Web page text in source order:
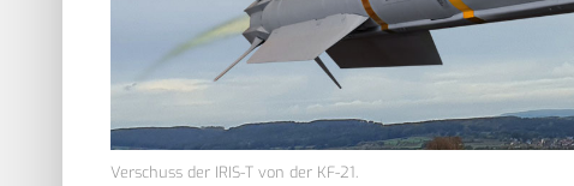
Verschuss der IRIS-T von der KF-21.